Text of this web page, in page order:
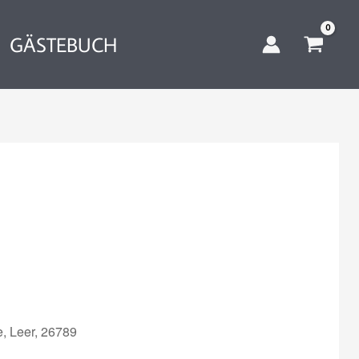
GÄSTEBUCH
Leer, 26789